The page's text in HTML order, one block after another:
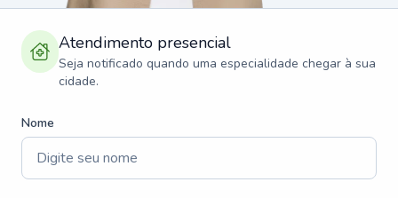
Atendimento presencial
Seja notificado quando uma especialidade chegar à sua
cidade.
Nome